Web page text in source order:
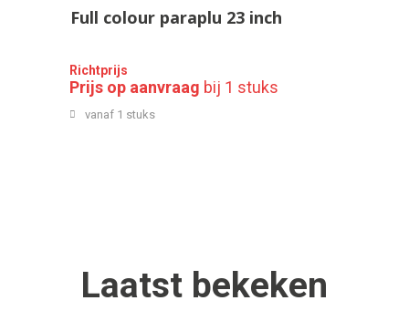
Full colour paraplu 23 inch
Richtprijs
Prijs op aanvraag bij 1 stuks
vanaf 1 stuks
Laatst bekeken